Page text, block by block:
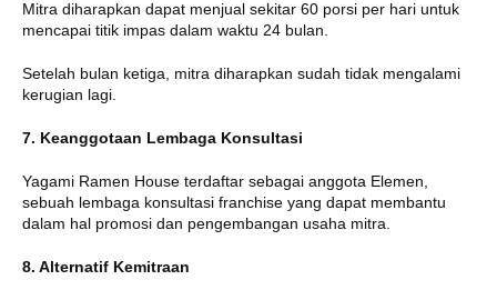
Mitra diharapkan dapat menjual sekitar 60 porsi per hari untuk
mencapai titik impas dalam waktu 24 bulan.
Setelah bulan ketiga, mitra diharapkan sudah tidak mengalami
kerugian lagi.
7. Keanggotaan Lembaga Konsultasi
Yagami Ramen House terdaftar sebagai anggota Elemen,
sebuah lembaga konsultasi franchise yang dapat membantu
dalam hal promosi dan pengembangan usaha mitra.
8. Alternatif Kemitraan